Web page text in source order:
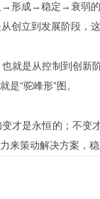
形成→稳定→衰弱的
创立到发展阶段，
就是从控制到创新
“驼峰形”图。
才是永恒的；不变
来策动解决方案，稳